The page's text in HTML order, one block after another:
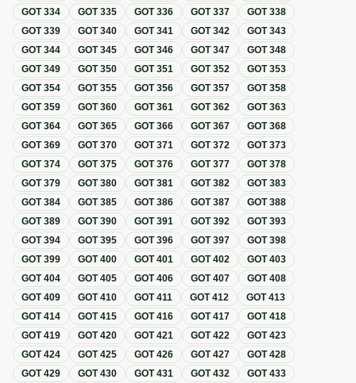
GOT334 GOT335 GOT336 GOT337 GOT338
GOT339 GOT340 GOT341 GOT342 GOT343
GOT344 GOT345 GOT346 GOT347 GOT348
GOT349 GOT350 GOT351 GOT352 GOT353
GOT354 GOT355 GOT356 GOT357 GOT358
GOT359 GOT360 GOT361 GOT362 GOT363
GOT364 GOT365 GOT366 GOT367 GOT368
GOT369 GOT370 GOT371 GOT372 GOT373
GOT374 GOT375 GOT376 GOT377 GOT378
GOT379 GOT380 GOT381 GOT382 GOT383
GOT384 GOT385 GOT386 GOT387 GOT388
GOT389 GOT390 GOT391 GOT392 GOT393
GOT394 GOT395 GOT396 GOT397 GOT398
GOT399 GOT400 GOT401 GOT402 GOT403
GOT404 GOT405 GOT406 GOT407 GOT408
GOT409 GOT410 GOT411 GOT412 GOT413
GOT414 GOT415 GOT416 GOT417 GOT418
GOT419 GOT420 GOT421 GOT422 GOT423
GOT424 GOT425 GOT426 GOT427 GOT428
GOT429 GOT430 GOT431 GOT432 GOT433